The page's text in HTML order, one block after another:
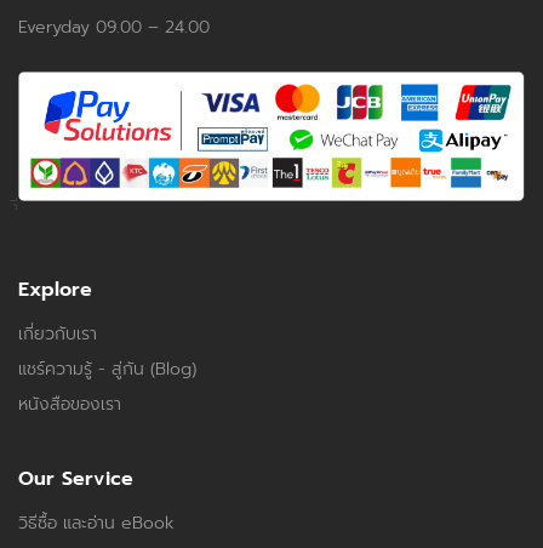
Everyday 09.00 – 24.00
Explore
เกี่ยวกับเรา
แชร์ความรู้ - สู่กัน (Blog)
หนังสือของเรา
Our Service
วิธีซื้อ และอ่าน eBook